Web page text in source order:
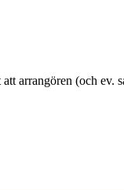
arrangören (och ev.